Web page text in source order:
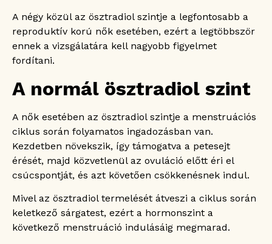
A négy közül az ösztradiol szintje a legfontosabb a
reproduktív korú nők esetében, ezért a legtöbbször
ennek a vizsgálatára kell nagyobb figyelmet
fordítani.
A normál ösztradiol szint
A nők esetében az ösztradiol szintje a menstruációs
ciklus során folyamatos ingadozásban van.
Kezdetben növekszik, így támogatva a petesejt
érését, majd közvetlenül az ovuláció előtt éri el
csúcspontját, és azt követően csökkenésnek indul.
Mivel az ösztradiol termelését átveszi a ciklus során
keletkező sárgatest, ezért a hormonszint a
következő menstruáció indulásáig megmarad.